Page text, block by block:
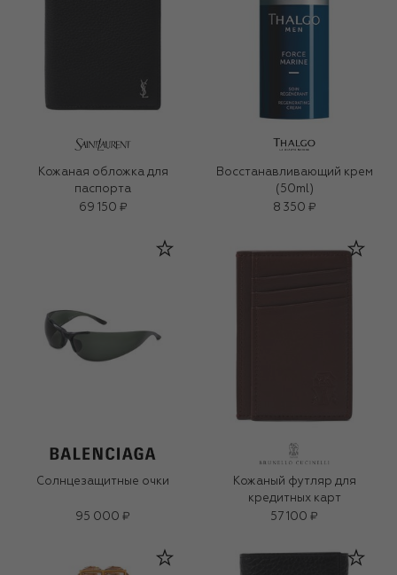
Кожаная обложка для
паспорта
69 150 ₽
Восстанавливающий крем
(50ml)
8 350 ₽
Солнцезащитные очки
95 000 ₽
Кожаный футляр для
кредитных карт
57 100 ₽